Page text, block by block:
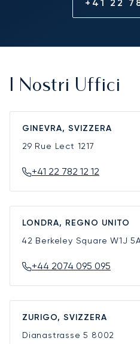
+41 22
I Nostri Uffici
GINEVRA, SVIZZERA
29 Rue Lect 1217
+41 22 782 12 12
LONDRA, REGNO UNITO
42 Berkeley SquareW1J
+44 2074 095 095
ZURIGO, SVIZZERA
Dianastrasse 5 8002